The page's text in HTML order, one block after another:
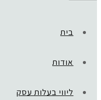
בית
אודות
ליווי בעלות עסק